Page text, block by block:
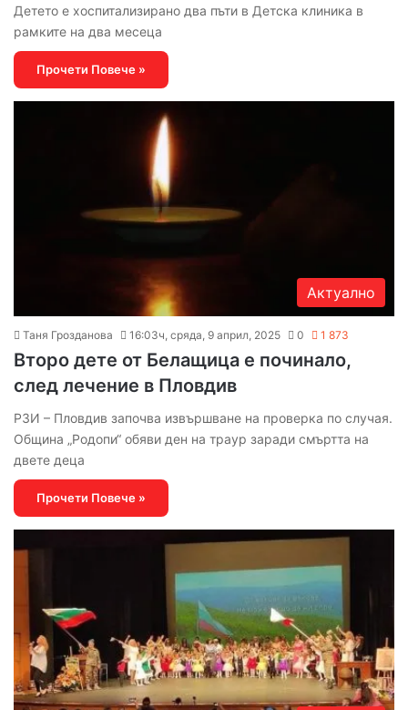
Детето е хоспитализирано два пъти в Детска клиника в
рамките на два месеца
Прочети Повече »
Актуално
Таня Грозданова 16:03ч, сряда, 9 април, 2025 0 1 873
Второ дете от Белащица е починало,
след лечение в Пловдив
РЗИ – Пловдив започва извършване на проверка по случая.
Община „Родопи“ обяви ден на траур заради смъртта на
двете деца
Прочети Повече »